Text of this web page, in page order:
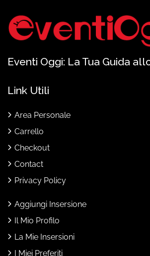
Eventi Oggi: La Tua Guida
Link Utili
Area Personale
Carrello
Checkout
Contact
Privacy Policy
Aggiungi Insersione
Il Mio Profilo
La Mie Insersioni
I Miei Preferiti